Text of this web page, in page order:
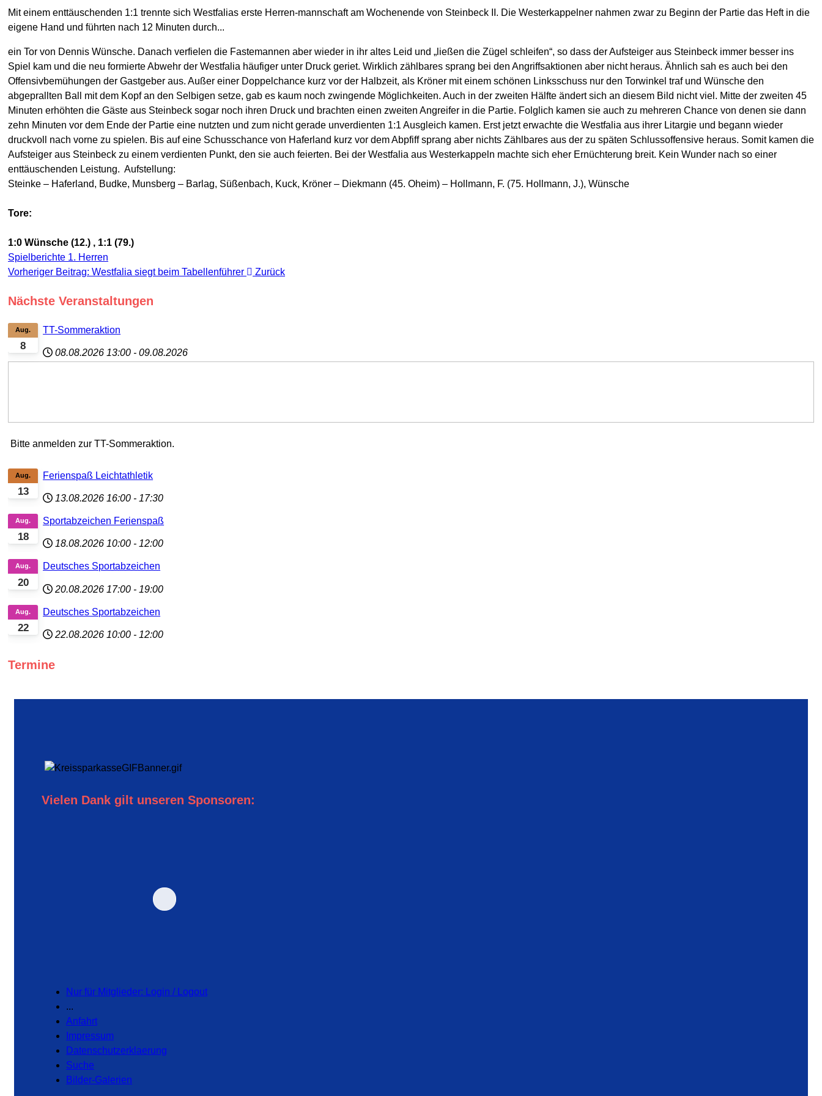
Mit einem enttäuschenden 1:1 trennte sich Westfalias erste Herren-mannschaft am Wochenende von Steinbeck II. Die Westerkappelner nahmen zwar zu Beginn der Partie das Heft in die
eigene Hand und führten nach 12 Minuten durch...
ein Tor von Dennis Wünsche. Danach verfielen die Fastemannen aber wieder in ihr altes Leid und „ließen die Zügel schleifen“, so dass der Aufsteiger aus Steinbeck immer besser ins
Spiel kam und die neu formierte Abwehr der Westfalia häufiger unter Druck geriet. Wirklich zählbares sprang bei den Angriffsaktionen aber nicht heraus. Ähnlich sah es auch bei den
Offensivbemühungen der Gastgeber aus. Außer einer Doppelchance kurz vor der Halbzeit, als Kröner mit einem schönen Linksschuss nur den Torwinkel traf und Wünsche den
abgeprallten Ball mit dem Kopf an den Selbigen setze, gab es kaum noch zwingende Möglichkeiten. Auch in der zweiten Hälfte ändert sich an diesem Bild nicht viel. Mitte der zweiten 45
Minuten erhöhten die Gäste aus Steinbeck sogar noch ihren Druck und brachten einen zweiten Angreifer in die Partie. Folglich kamen sie auch zu mehreren Chance von denen sie dann
zehn Minuten vor dem Ende der Partie eine nutzten und zum nicht gerade unverdienten 1:1 Ausgleich kamen. Erst jetzt erwachte die Westfalia aus ihrer Litargie und begann wieder
druckvoll nach vorne zu spielen. Bis auf eine Schusschance von Haferland kurz vor dem Abpfiff sprang aber nichts Zählbares aus der zu späten Schlussoffensive heraus. Somit kamen die
Aufsteiger aus Steinbeck zu einem verdienten Punkt, den sie auch feierten. Bei der Westfalia aus Westerkappeln machte sich eher Ernüchterung breit. Kein Wunder nach so einer
enttäuschenden Leistung. Aufstellung:
Steinke – Haferland, Budke, Munsberg – Barlag, Süßenbach, Kuck, Kröner – Diekmann (45. Oheim) – Hollmann, F. (75. Hollmann, J.), Wünsche
Tore:
1:0 Wünsche (12.) , 1:1 (79.)
Spielberichte 1. Herren
Vorheriger Beitrag: Westfalia siegt beim Tabellenführer
Zurück
Nächste Veranstaltungen
8
Aug. TT-Sommeraktion
08.08.2026 13:00 - 09.08.2026
Bitte anmelden zur TT-Sommeraktion.
13
Aug. Ferienspaß Leichtathletik
13.08.2026 16:00 - 17:30
18
Aug. Sportabzeichen Ferienspaß
18.08.2026 10:00 - 12:00
20
Aug. Deutsches Sportabzeichen
20.08.2026 17:00 - 19:00
22
Aug. Deutsches Sportabzeichen
22.08.2026 10:00 - 12:00
Termine
Vielen Dank gilt unseren Sponsoren:
Nur für Mitglieder: Login / Logout
...
Anfahrt
Impressum
Datenschutzerklaerung
Suche
Bilder-Galerien